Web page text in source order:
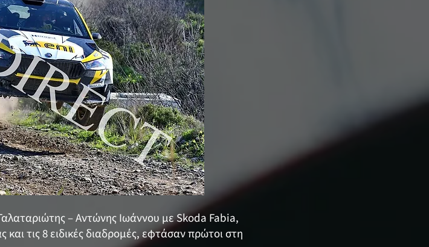
Γαλαταριώτης – Αντώνης Ιωάννου με Skoda Fabia,
τις 8 ειδικές διαδρομές, εφτάσαν πρώτοι στη